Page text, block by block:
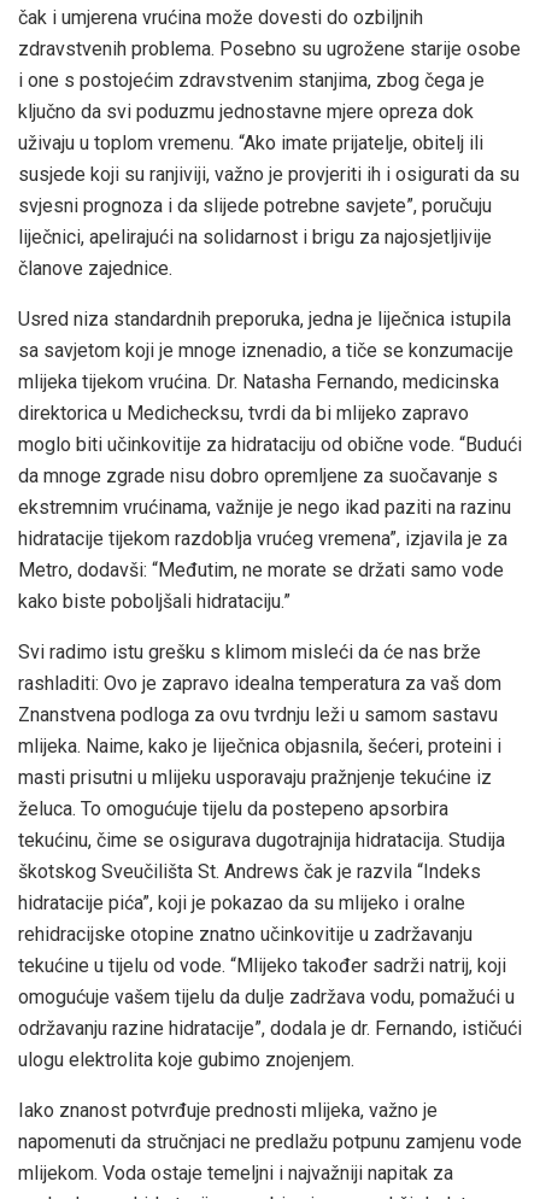
čak i umjerena vrućina može dovesti do ozbiljnih
zdravstvenih problema. Posebno su ugrožene starije osobe
i one s postojećim zdravstvenim stanjima, zbog čega je
ključno da svi poduzmu jednostavne mjere opreza dok
uživaju u toplom vremenu. “Ako imate prijatelje, obitelj ili
susjede koji su ranjiviji, važno je provjeriti ih i osigurati da su
svjesni prognoza i da slijede potrebne savjete”, poručuju
liječnici, apelirajući na solidarnost i brigu za najosjetljivije
članove zajednice.
Usred niza standardnih preporuka, jedna je liječnica istupila
sa savjetom koji je mnoge iznenadio, a tiče se konzumacije
mlijeka tijekom vrućina. Dr. Natasha Fernando, medicinska
direktorica u Medichecksu, tvrdi da bi mlijeko zapravo
moglo biti učinkovitije za hidrataciju od obične vode. “Budući
da mnoge zgrade nisu dobro opremljene za suočavanje s
ekstremnim vrućinama, važnije je nego ikad paziti na razinu
hidratacije tijekom razdoblja vrućeg vremena”, izjavila je za
Metro, dodavši: “Međutim, ne morate se držati samo vode
kako biste poboljšali hidrataciju.”
Svi radimo istu grešku s klimom misleći da će nas brže
rashladiti: Ovo je zapravo idealna temperatura za vaš dom
Znanstvena podloga za ovu tvrdnju leži u samom sastavu
mlijeka. Naime, kako je liječnica objasnila, šećeri, proteini i
masti prisutni u mlijeku usporavaju pražnjenje tekućine iz
želuca. To omogućuje tijelu da postepeno apsorbira
tekućinu, čime se osigurava dugotrajnija hidratacija. Studija
škotskog Sveučilišta St. Andrews čak je razvila “Indeks
hidratacije pića”, koji je pokazao da su mlijeko i oralne
rehidracijske otopine znatno učinkovitije u zadržavanju
tekućine u tijelu od vode. “Mlijeko također sadrži natrij, koji
omogućuje vašem tijelu da dulje zadržava vodu, pomažući u
održavanju razine hidratacije”, dodala je dr. Fernando, ističući
ulogu elektrolita koje gubimo znojenjem.
Iako znanost potvrđuje prednosti mlijeka, važno je
napomenuti da stručnjaci ne predlažu potpunu zamjenu vode
mlijekom. Voda ostaje temeljni i najvažniji napitak za